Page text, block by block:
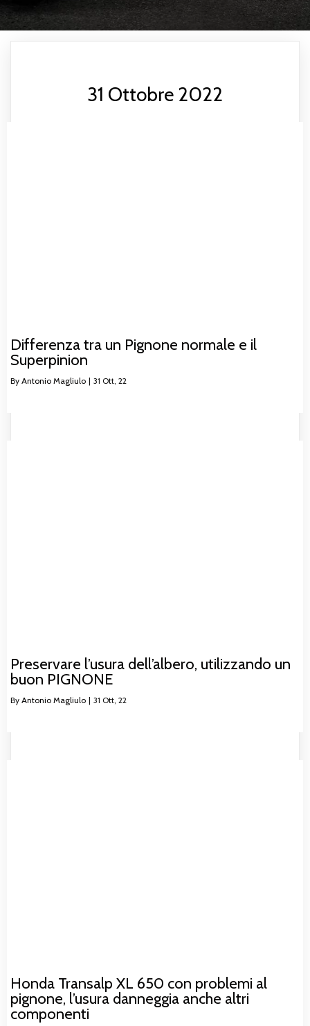
31 Ottobre 2022
Differenza tra un Pignone normale e il
Superpinion
By Antonio Magliulo | 31 Ott, 22
Preservare l’usura dell’albero, utilizzando un
buon PIGNONE
By Antonio Magliulo | 31 Ott, 22
Honda Transalp XL 650 con problemi al
pignone, l’usura danneggia anche altri
componenti